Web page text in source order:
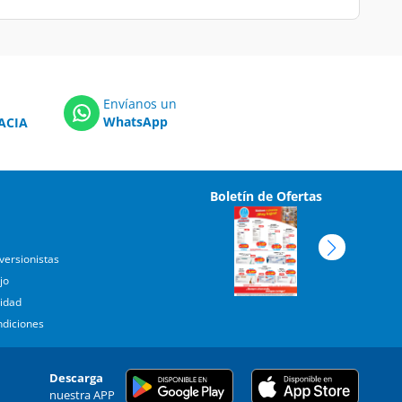
Envíanos un
WhatsApp
Boletín de Ofertas
Descarga
nuestra APP